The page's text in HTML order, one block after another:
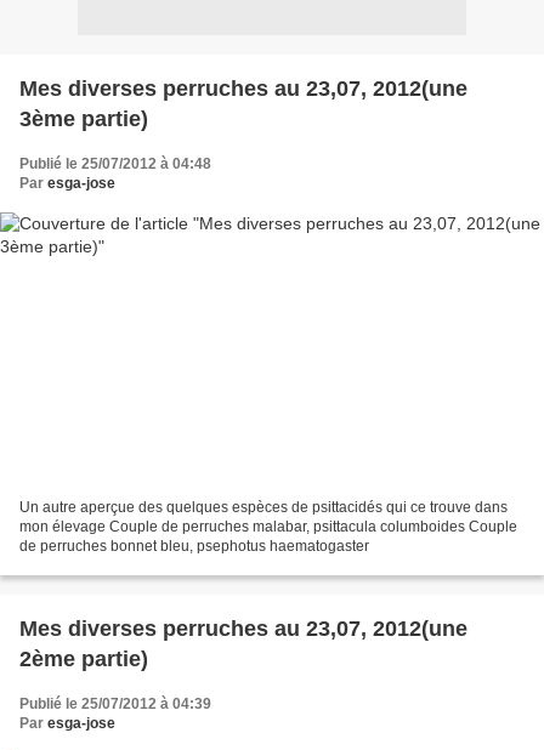
Mes diverses perruches au 23,07, 2012(une
3ème partie)
Publié le 25/07/2012 à 04:48
Par esga-jose
Un autre aperçue des quelques espèces de psittacidés qui ce trouve dans
mon élevage Couple de perruches malabar, psittacula columboides Couple
de perruches bonnet bleu, psephotus haematogaster
Mes diverses perruches au 23,07, 2012(une
2ème partie)
Publié le 25/07/2012 à 04:39
Par esga-jose